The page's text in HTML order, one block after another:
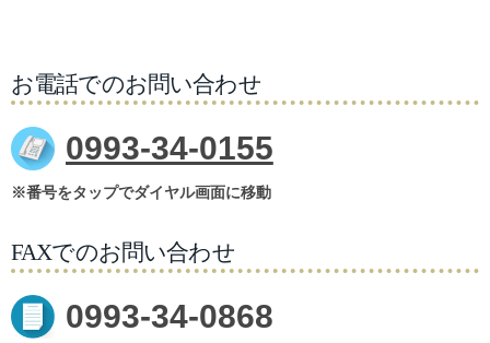
お電話でのお問い合わせ
0993-34-0155
※番号をタップでダイヤル画面に移動
FAXでのお問い合わせ
0993-34-0868